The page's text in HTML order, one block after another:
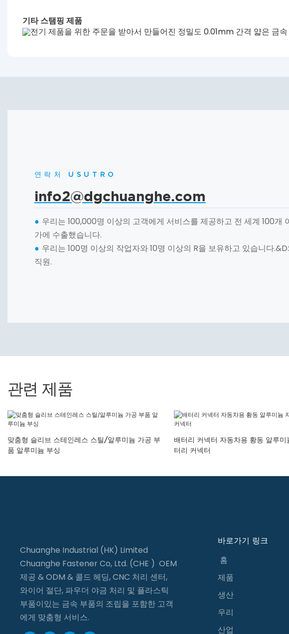
기타 스탬핑 제품
연락처 USUTRO
info2@dgchuanghe.com
● 우리는 100,000명 이상의 고객에게 서비스를 제공하고 전 세계 100개
가에 수출했습니다.
● 우리는 100명 이상의 작업자와 10명 이상의 R을 보유하고 있습니다
직원.
관련 제품
맞춤형 슬리브 스테인레스 스틸/알루미늄 가공 부
품 알루미늄 부싱
배터리 커넥터 자동차용 황동 알루미
터리 커넥터
Chuanghe Industrial (HK) Limited
Chuanghe Fastener Co, Ltd. (CHE ) OEM
제공 & ODM & 콜드 헤딩, CNC 처리 센터,
와이어 절단, 파우더 야금 처리 및 플라스틱
부품이있는 금속 부품의 조립을 포함한 고객
에게 맞춤형 서비스.
바로가기 링크
홈
제품
생산
우리
산업